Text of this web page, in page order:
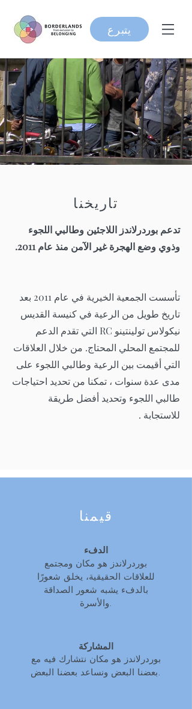
يتبرع
تاريخنا
تدعم بوردرلاندز اللاجئين وطالبي اللجوء
وذوي وضع الهجرة غير الآمن منذ عام 2011.
تأسست الجمعية الخيرية في عام 2011 بعد
تاريخ طويل من الرعية في كنيسة القديس
نيكولاس تولينتينو RC التي تقدم الدعم
للمجتمع المحلي المحتاج. من خلال العلاقات
التي أقيمت بين الرعية وطالبي اللجوء على
مدى عدة سنوات ، تمكنا من تحديد احتياجات
طالبي اللجوء وتحديد أفضل طريقة
للاستجابة .
قيمنا
الدفء
بوردرلاندز هو مكان ومجتمع
للعلاقات الحقيقية، يخلق شعورًا
بالدفء يشبه شعور الصداقة
والأسرة.
المشاركة
بوردرلاندز هو مكان نتشارك فيه مع
بعضنا البعض ونساعد بعضنا البعض.